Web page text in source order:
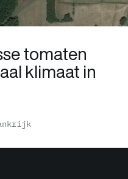
tomaten
klimaat in